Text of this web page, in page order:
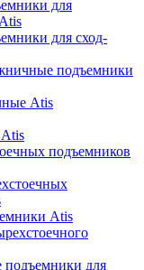
для
для сход-
подъемники
Atis
подъемников
Atis
подъемники для